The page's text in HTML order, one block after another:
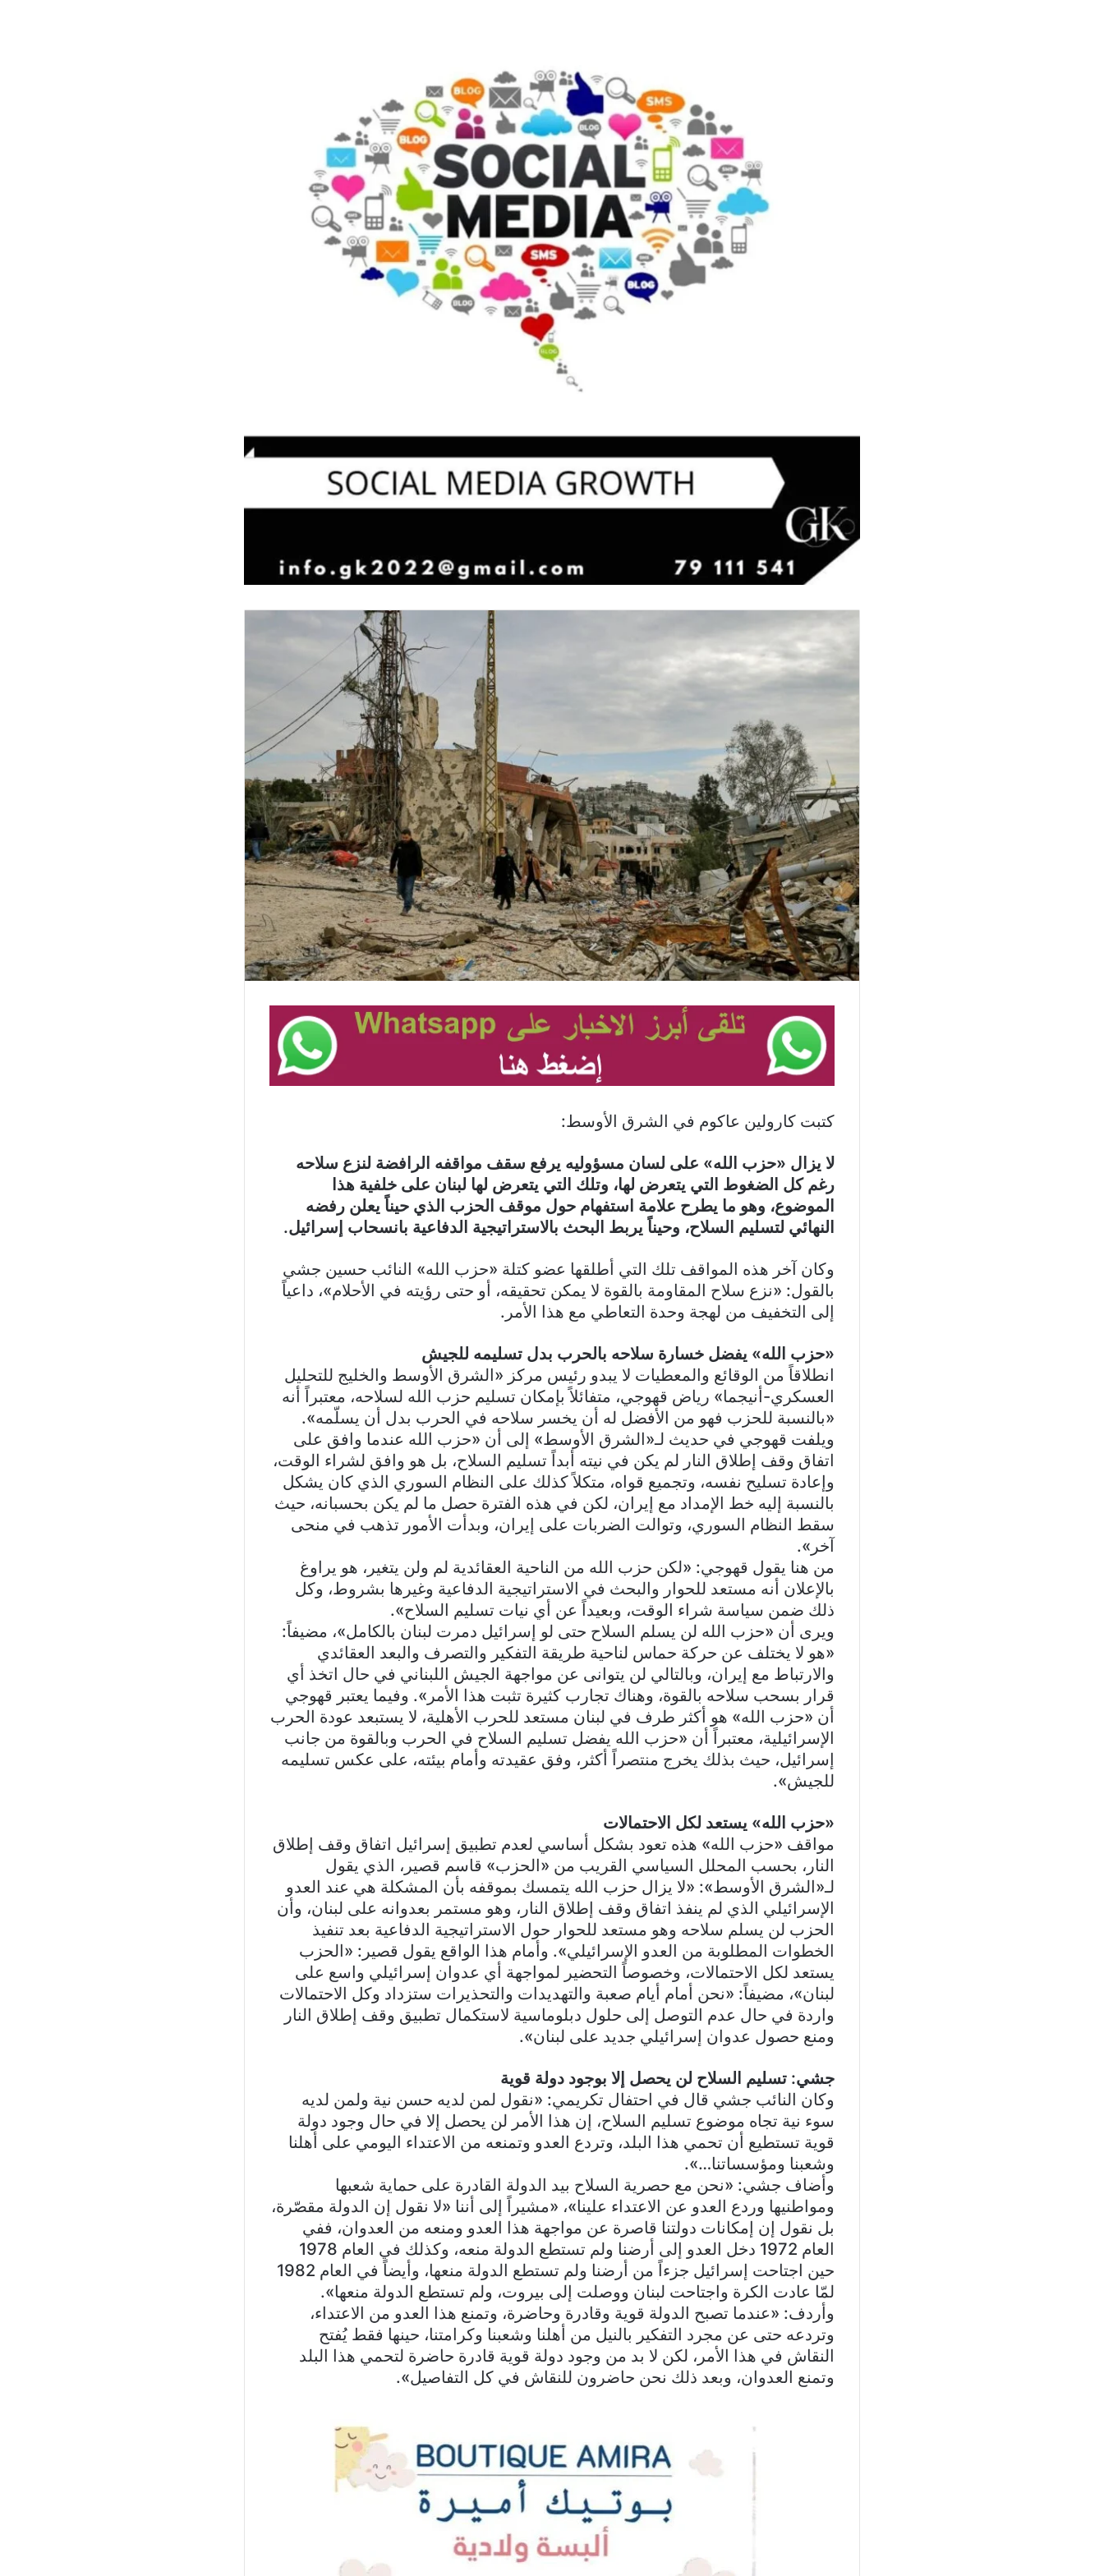
كتبت كارولين عاكوم في الشرق الأوسط:
لا يزال «حزب الله» على لسان مسؤوليه يرفع سقف مواقفه الرافضة لنزع سلاحه
رغم كل الضغوط التي يتعرض لها، وتلك التي يتعرض لها لبنان على خلفية هذا
الموضوع، وهو ما يطرح علامة استفهام حول موقف الحزب الذي حيناً يعلن رفضه
النهائي لتسليم السلاح، وحيناً يربط البحث بالاستراتيجية الدفاعية بانسحاب إسرائيل.
وكان آخر هذه المواقف تلك التي أطلقها عضو كتلة «حزب الله» النائب حسين جشي
بالقول: «نزع سلاح المقاومة بالقوة لا يمكن تحقيقه، أو حتى رؤيته في الأحلام»، داعياً
إلى التخفيف من لهجة وحدة التعاطي مع هذا الأمر.
«حزب الله» يفضل خسارة سلاحه بالحرب بدل تسليمه للجيش
انطلاقاً من الوقائع والمعطيات لا يبدو رئيس مركز «الشرق الأوسط والخليج للتحليل
العسكري-أنيجما» رياض قهوجي، متفائلاً بإمكان تسليم حزب الله لسلاحه، معتبراً أنه
«بالنسبة للحزب فهو من الأفضل له أن يخسر سلاحه في الحرب بدل أن يسلّمه».
ويلفت قهوجي في حديث لـ«الشرق الأوسط» إلى أن «حزب الله عندما وافق على
اتفاق وقف إطلاق النار لم يكن في نيته أبداً تسليم السلاح، بل هو وافق لشراء الوقت،
وإعادة تسليح نفسه، وتجميع قواه، متكلاً كذلك على النظام السوري الذي كان يشكل
بالنسبة إليه خط الإمداد مع إيران، لكن في هذه الفترة حصل ما لم يكن بحسبانه، حيث
سقط النظام السوري، وتوالت الضربات على إيران، وبدأت الأمور تذهب في منحى
آخر».
من هنا يقول قهوجي: «لكن حزب الله من الناحية العقائدية لم ولن يتغير، هو يراوغ
بالإعلان أنه مستعد للحوار والبحث في الاستراتيجية الدفاعية وغيرها بشروط، وكل
ذلك ضمن سياسة شراء الوقت، وبعيداً عن أي نيات تسليم السلاح».
ويرى أن «حزب الله لن يسلم السلاح حتى لو إسرائيل دمرت لبنان بالكامل»، مضيفاً:
«هو لا يختلف عن حركة حماس لناحية طريقة التفكير والتصرف والبعد العقائدي
والارتباط مع إيران، وبالتالي لن يتوانى عن مواجهة الجيش اللبناني في حال اتخذ أي
قرار بسحب سلاحه بالقوة، وهناك تجارب كثيرة تثبت هذا الأمر». وفيما يعتبر قهوجي
أن «حزب الله» هو أكثر طرف في لبنان مستعد للحرب الأهلية، لا يستبعد عودة الحرب
الإسرائيلية، معتبراً أن «حزب الله يفضل تسليم السلاح في الحرب وبالقوة من جانب
إسرائيل، حيث بذلك يخرج منتصراً أكثر، وفق عقيدته وأمام بيئته، على عكس تسليمه
للجيش».
«حزب الله» يستعد لكل الاحتمالات
مواقف «حزب الله» هذه تعود بشكل أساسي لعدم تطبيق إسرائيل اتفاق وقف إطلاق
النار، بحسب المحلل السياسي القريب من «الحزب» قاسم قصير، الذي يقول
لـ«الشرق الأوسط»: «لا يزال حزب الله يتمسك بموقفه بأن المشكلة هي عند العدو
الإسرائيلي الذي لم ينفذ اتفاق وقف إطلاق النار، وهو مستمر بعدوانه على لبنان، وأن
الحزب لن يسلم سلاحه وهو مستعد للحوار حول الاستراتيجية الدفاعية بعد تنفيذ
الخطوات المطلوبة من العدو الإسرائيلي». وأمام هذا الواقع يقول قصير: «الحزب
يستعد لكل الاحتمالات، وخصوصاً التحضير لمواجهة أي عدوان إسرائيلي واسع على
لبنان»، مضيفاً: «نحن أمام أيام صعبة والتهديدات والتحذيرات ستزداد وكل الاحتمالات
واردة في حال عدم التوصل إلى حلول دبلوماسية لاستكمال تطبيق وقف إطلاق النار
ومنع حصول عدوان إسرائيلي جديد على لبنان».
جشي: تسليم السلاح لن يحصل إلا بوجود دولة قوية
وكان النائب جشي قال في احتفال تكريمي: «نقول لمن لديه حسن نية ولمن لديه
سوء نية تجاه موضوع تسليم السلاح، إن هذا الأمر لن يحصل إلا في حال وجود دولة
قوية تستطيع أن تحمي هذا البلد، وتردع العدو وتمنعه من الاعتداء اليومي على أهلنا
وشعبنا ومؤسساتنا…».
وأضاف جشي: «نحن مع حصرية السلاح بيد الدولة القادرة على حماية شعبها
ومواطنيها وردع العدو عن الاعتداء علينا»، «مشيراً إلى أننا «لا نقول إن الدولة مقصّرة،
بل نقول إن إمكانات دولتنا قاصرة عن مواجهة هذا العدو ومنعه من العدوان، ففي
العام 1972 دخل العدو إلى أرضنا ولم تستطع الدولة منعه، وكذلك في العام 1978
حين اجتاحت إسرائيل جزءاً من أرضنا ولم تستطع الدولة منعها، وأيضاً في العام 1982
لمّا عادت الكرة واجتاحت لبنان ووصلت إلى بيروت، ولم تستطع الدولة منعها».
وأردف: «عندما تصبح الدولة قوية وقادرة وحاضرة، وتمنع هذا العدو من الاعتداء،
وتردعه حتى عن مجرد التفكير بالنيل من أهلنا وشعبنا وكرامتنا، حينها فقط يُفتح
النقاش في هذا الأمر، لكن لا بد من وجود دولة قوية قادرة حاضرة لتحمي هذا البلد
وتمنع العدوان، وبعد ذلك نحن حاضرون للنقاش في كل التفاصيل».